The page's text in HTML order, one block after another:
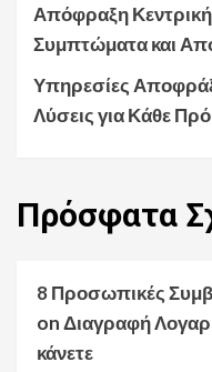
Απόφραξη
Συμπτώματα και
Υπηρεσίες
Λύσεις για Κάθε
Πρόσφατα
8 Προσωπικές
onΔιαγραφή
κάνετε